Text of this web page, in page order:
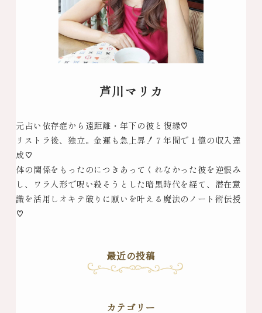
芦川マリカ
元占い依存症から遠距離・年下の彼と復縁♡
リストラ後、独立。金運も急上昇！７年間で１億の収入達
成♡
体の関係をもったのにつきあってくれなかった彼を逆恨み
し、ワラ人形で呪い殺そうとした暗黒時代を経て、潜在意
識を活用しオキテ破りに願いを叶える魔法のノート術伝授
♡
最近の投稿
カテゴリー